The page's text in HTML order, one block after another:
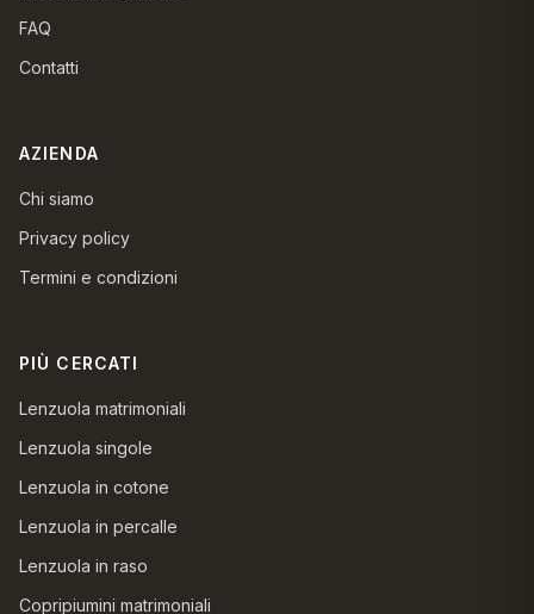
FAQ
Contatti
AZIENDA
Chi siamo
Privacy policy
Termini e condizioni
PIÙ CERCATI
Lenzuola matrimoniali
Lenzuola singole
Lenzuola in cotone
Lenzuola in percalle
Lenzuola in raso
Copripiumini matrimoniali